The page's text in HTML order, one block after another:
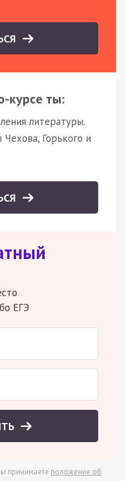
курсе ты:
литературы.
Горького и
ЕГЭ
принимаете положение об